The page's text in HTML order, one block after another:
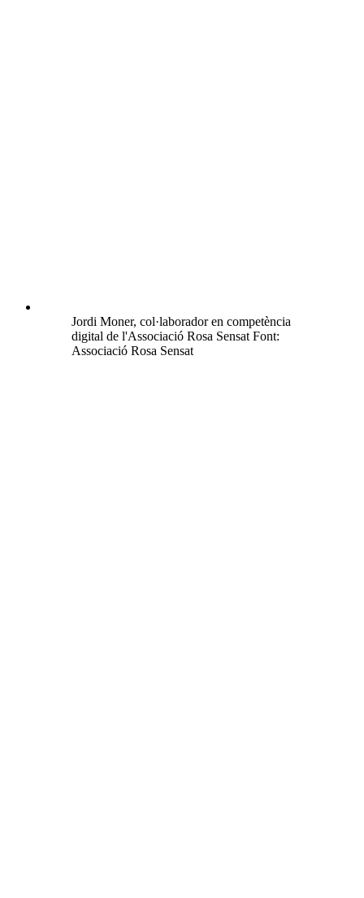
Jordi Moner, col·laborador en competència
digital de l'Associació Rosa Sensat Font:
Associació Rosa Sensat